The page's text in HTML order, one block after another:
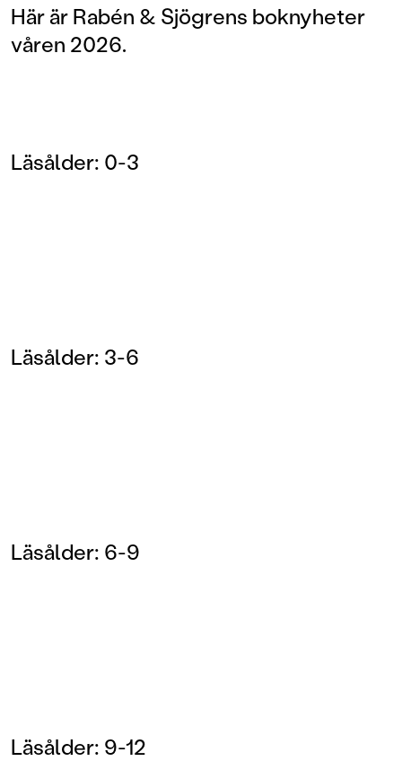
Här är Rabén & Sjögrens boknyheter
våren 2026.
Läsålder: 0-3
Läsålder: 3-6
Läsålder: 6-9
Läsålder: 9-12